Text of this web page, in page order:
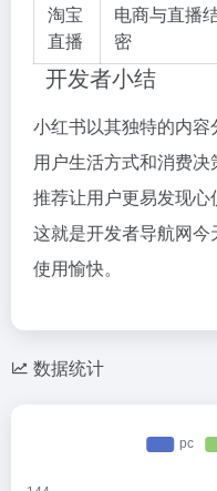
淘宝
直播
电商与直播
密
开发者小结
小红书以其独特的内
用户生活方式和消费
推荐让用户更易发现心
这就是开发者导航网
使用愉快。
数据统计